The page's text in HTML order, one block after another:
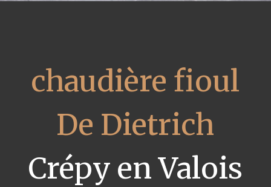
chaudière fioul
De Dietrich
Crépy en Valois